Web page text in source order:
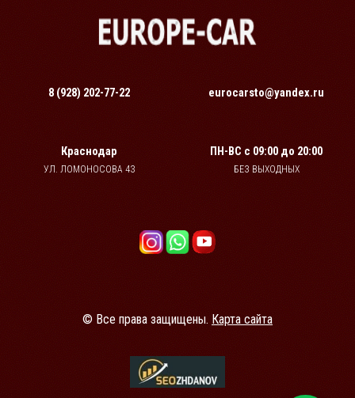
8 (928) 202-77-22 eurocarsto@yandex.ru
Краснодар
УЛ. ЛОМОНОСОВА 43
ПН-ВС с 09:00 до 20:00
БЕЗ ВЫХОДНЫХ
© Все права защищены. Карта сайта